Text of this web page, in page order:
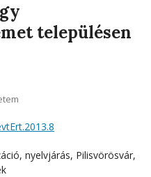
településen
nyelvjárás, Pilisvörösvár,